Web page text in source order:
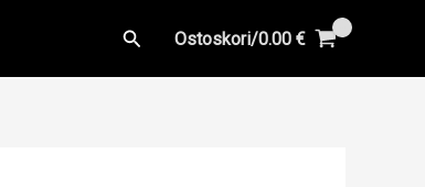
Hae Ostoskori/0.00 €